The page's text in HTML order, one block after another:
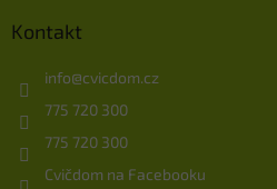
Kontakt
info@cvicdom.cz
775 720 300
775 720 300
Cvičdom na Facebooku